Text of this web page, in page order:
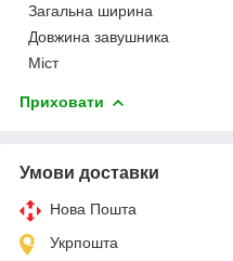
Загальна ширина
Довжина завушника
Міст
Приховати
Умови доставки
Нова Пошта
Укрпошта